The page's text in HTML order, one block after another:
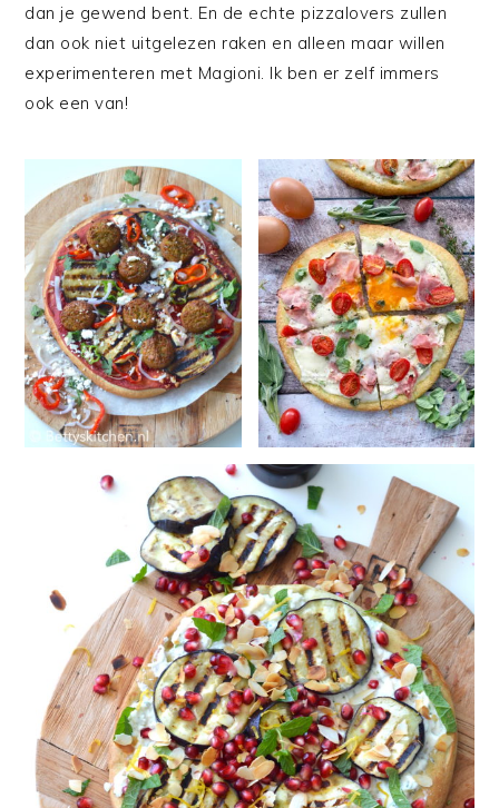
dan je gewend bent. En de echte pizzalovers zullen
dan ook niet uitgelezen raken en alleen maar willen
experimenteren met Magioni. Ik ben er zelf immers
ook een van!